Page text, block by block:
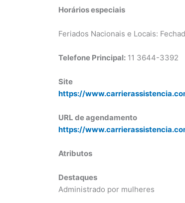
Horários especiais
Feriados Nacionais e Locais:
Telefone Principal: 11 3644-3392
Site
https://
URL de agendamento
https://
Atributos
Destaques
Administrado por mulheres